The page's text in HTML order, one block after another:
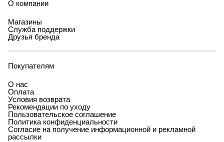
О компании
Магазины
Служба поддержки
Друзья бренда
Покупателям
О нас
Оплата
Условия возврата
Рекомендации по уходу
Пользовательское соглашение
Политика конфиденциальности
Согласие на получение информационной и рекламной
рассылки